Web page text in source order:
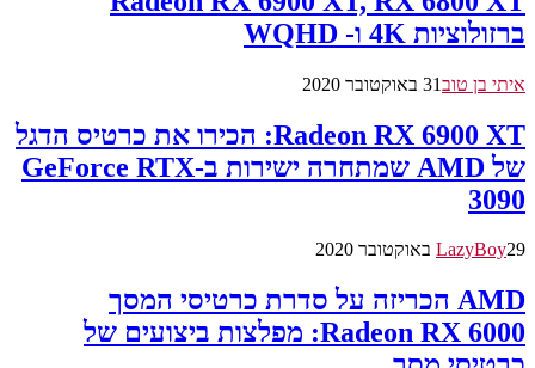
ברזולוציות 4K ו- WQHD
איתי בן טוב31 באוקטובר 2020
Radeon RX 6900 XT: הכירו את כרטיס הדגל
של AMD שמתחרה ישירות ב-GeForce RTX
3090
LazyBoy29 באוקטובר 2020
AMD הכריזה על סדרת כרטיסי המסך
Radeon RX 6000: מפלצות ביצועים של